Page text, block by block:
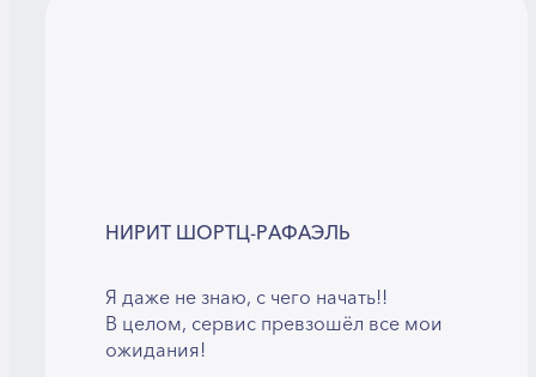
НИРИТ ШОРТЦ-РАФАЭЛЬ
Я даже не знаю, с чего начать!!
В целом, сервис превзошёл все мои
ожидания!